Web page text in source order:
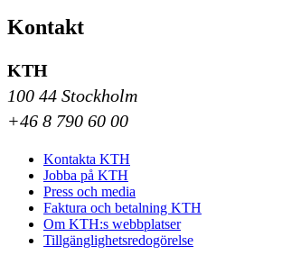
Kontakt
KTH
100 44 Stockholm
+46 8 790 60 00
Kontakta KTH
Jobba på KTH
Press och media
Faktura och betalning KTH
Om KTH:s webbplatser
Tillgänglighetsredogörelse